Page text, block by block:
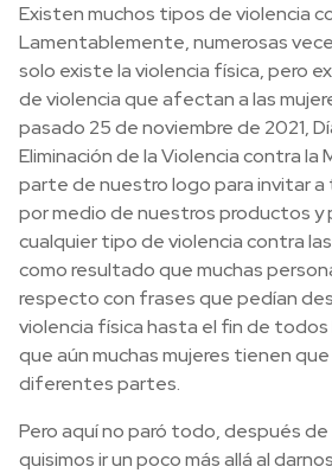
Existen muchos tipos de violencia
Lamentablemente, numerosas
solo existe la violencia física, pero
de violencia que afectan a las
pasado 25 de noviembre de 2021,
Eliminación de la Violencia contra la
parte de nuestro logo para invitar a
por medio de nuestros productos y
cualquier tipo de violencia contra
como resultado que muchas
respecto con frases que pedían
violencia física hasta el fin de todos
que aún muchas mujeres tienen
diferentes partes.
Pero aquí no paró todo, después
quisimos ir un poco más allá al